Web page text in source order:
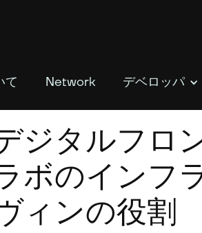
て Network デベロッパ
ジタルフロ
ボのインフ
ィンの役割